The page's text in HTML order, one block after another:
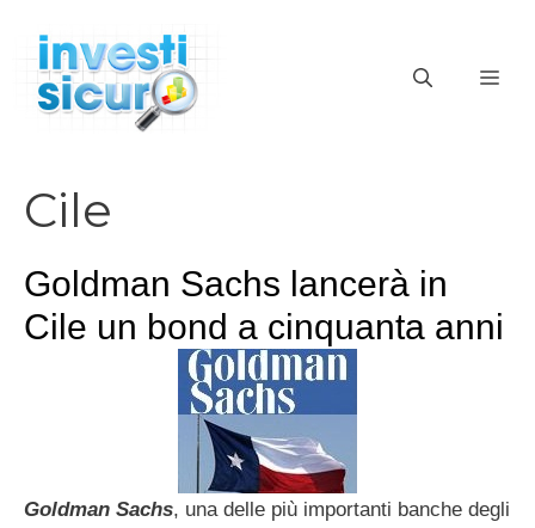
contenuto
Cile
Goldman Sachs lancerà in
Cile un bond a cinquanta anni
Goldman Sachs, una delle più importanti banche degli